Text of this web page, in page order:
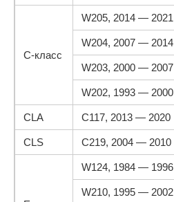
C-класс
W205, 2014 — 2021
W204, 2007 — 2014
W203, 2000 — 2007
W202, 1993 — 2000
CLA C117, 2013 — 2020
CLS C219, 2004 — 2010
W124, 1984 — 1996
W210, 1995 — 2002